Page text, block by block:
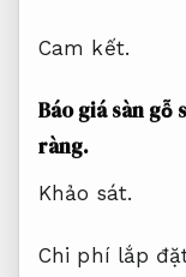
Cam kết.
Báo giá sàn gỗ
ràng.
Khảo sát.
Chi phí lắp